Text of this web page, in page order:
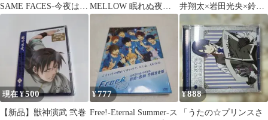
SAME FACES-今夜は最
高!!!!!!-/イヤミ…
MELLOW 眠れぬ夜は
狂おしく BLCD 櫻井孝
宏 鈴村健一
井翔太×岩田光央×鈴村
健一)〈2枚組〉
現在 ¥500
【新品】獣神演武 弐巻
¥777
Free!-Eternal Summer-ス
¥888
「うたの☆プリンスさ